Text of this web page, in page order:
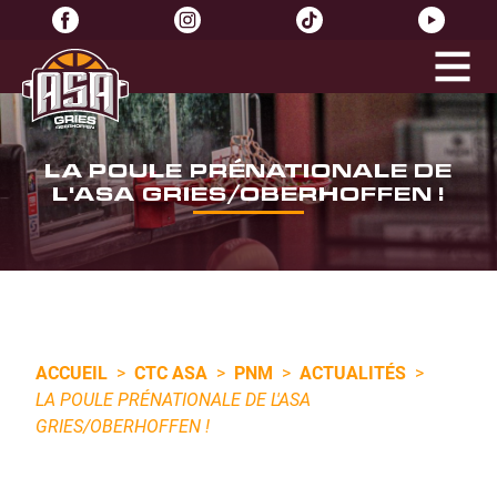
LA POULE PRÉNATIONALE DE
L'ASA GRIES/OBERHOFFEN !
ACCUEIL > CTC ASA > PNM > ACTUALITÉS >
LA POULE PRÉNATIONALE DE L'ASA
GRIES/OBERHOFFEN !